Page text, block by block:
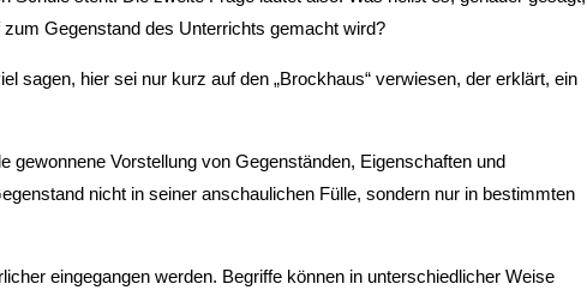
Gegenstand des Unterrichts gemacht wird?
sagen, hier sei nur kurz auf den „Brockhaus“ verwiesen, der erklärt, ein
gewonnene Vorstellung von Gegenständen, Eigenschaften und
nicht in seiner anschaulichen Fülle, sondern nur in bestimmten
eingegangen werden. Begriffe können in unterschiedlicher Weise